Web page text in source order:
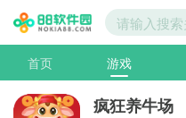
首页 游戏
疯狂养牛场